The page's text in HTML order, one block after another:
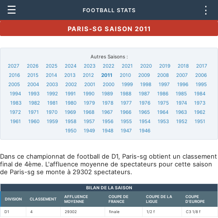
☰ FOOTBALL STATS ⋮
PARIS-SG SAISON 2011
Autres Saisons :
2027
2026 2025 2024 2023 2022 2021 2020 2019 2018
2017
2016
2015 2014 2013 2012 2011 2010 2009 2008 2007
2006
2005
2004 2003 2002 2001 2000 1999 1998 1997 1996
1995
1994
1993 1992 1991 1990 1989 1988 1987 1986 1985
1984
1983
1982 1981 1980 1979 1978 1977 1976 1975 1974
1973
1972
1971 1970 1969 1968 1967 1966 1965 1964 1963
1962
1961
1960 1959 1958 1957 1956 1955 1954 1953 1952
1951
1950
1949 1948 1947 1946
Dans ce championnat de football de D1, Paris-sg obtient un classement
final de 4ème. L'affluence moyenne de spectateurs pour cette saison
de Paris-sg se monte à 29302 spectateurs.
BILAN DE LA SAISON
DIVISION CLASSEMENT
AFFLUENCE
MOYENNE
COUPE DE
FRANCE
COUPE DE LA
LIGUE
COUPE
D'EUROPE
D1 4 29302 finale 1/2 f C3 1/8 f